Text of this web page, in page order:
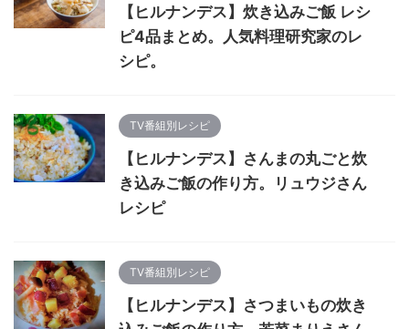
【ヒルナンデス】炊き込みご飯 レシ
ピ4品まとめ。人気料理研究家のレ
シピ。
TV番組別レシピ
【ヒルナンデス】さんまの丸ごと炊
き込みご飯の作り方。リュウジさん
レシピ
TV番組別レシピ
【ヒルナンデス】さつまいもの炊き